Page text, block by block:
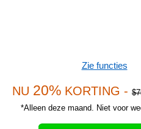
Zie functies
NU 20% KORTING -
*Alleen deze maand. Niet voor